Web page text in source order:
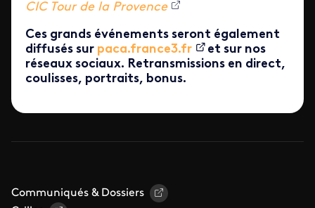
CIC Tour de la Provence
Ces grands événements seront également
diffusés sur paca.france3.fr
et sur nos
réseaux sociaux. Retransmissions en direct,
coulisses, portraits, bonus.
Communiqués & Dossiers